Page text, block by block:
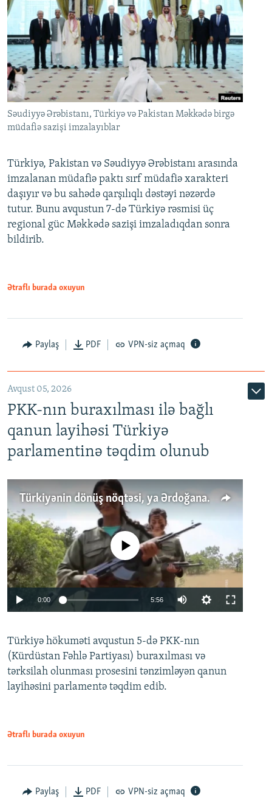
Səudiyyə Ərəbistanı, Türkiyə və Pakistan Məkkədə birgə
müdafiə sazişi imzalayıblar
Türkiyə, Pakistan və Səudiyyə Ərəbistanı arasında
imzalanan müdafiə paktı sırf müdafiə xarakteri
daşıyır və bu sahədə qarşılıqlı dəstəyi nəzərdə
tutur. Bunu avqustun 7-də Türkiyə rəsmisi üç
regional güc Məkkədə sazişi imzaladıqdan sonra
bildirib.
Ətraflı burada oxuyun
Paylaş PDF VPN-siz açmaq
Avqust 05, 2026
PKK-nın buraxılması ilə bağlı
qanun layihəsi Türkiyə
parlamentinə təqdim olunub
Türkiyənin dönüş nöqtəsi, ya Ərdoğana üçüncü şans: PKK ilə qəfil barışıq nə deməkdir?
Auto 240p 360p 480p
720p 1080p
No media source currently available
0:00 5:56
360p
480p
Türkiyə hökuməti avqustun 5-də PKK-nın
(Kürdüstan Fəhlə Partiyası) buraxılması və
tərksilah olunması prosesini tənzimləyən qanun
layihəsini parlamentə təqdim edib.
Ətraflı burada oxuyun
Paylaş PDF VPN-siz açmaq